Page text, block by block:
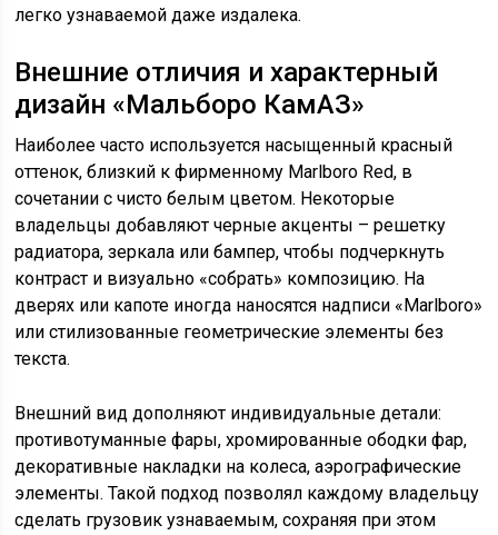
легко узнаваемой даже издалека.
Внешние отличия и характерный
дизайн «Мальборо КамАЗ»
Наиболее часто используется насыщенный красный
оттенок, близкий к фирменному Marlboro Red, в
сочетании с чисто белым цветом. Некоторые
владельцы добавляют черные акценты – решетку
радиатора, зеркала или бампер, чтобы подчеркнуть
контраст и визуально «собрать» композицию. На
дверях или капоте иногда наносятся надписи «Marlboro»
или стилизованные геометрические элементы без
текста.
Внешний вид дополняют индивидуальные детали:
противотуманные фары, хромированные ободки фар,
декоративные накладки на колеса, аэрографические
элементы. Такой подход позволял каждому владельцу
сделать грузовик узнаваемым, сохраняя при этом